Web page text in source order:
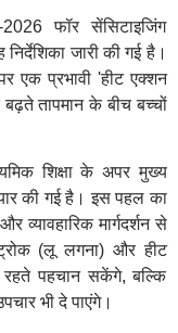
2026 फॉर सेंसिटाइजिंग
जारी की गई है।
एक प्रभावी 'हीट एक्शन
तापमान के बीच बच्चों
शिक्षा के अपर मुख्य
की गई है। इस पहल का
मार्गदर्शन से
(लू लगना) और हीट
पहचान सकेंगे, बल्कि
भी दे पाएंगे।